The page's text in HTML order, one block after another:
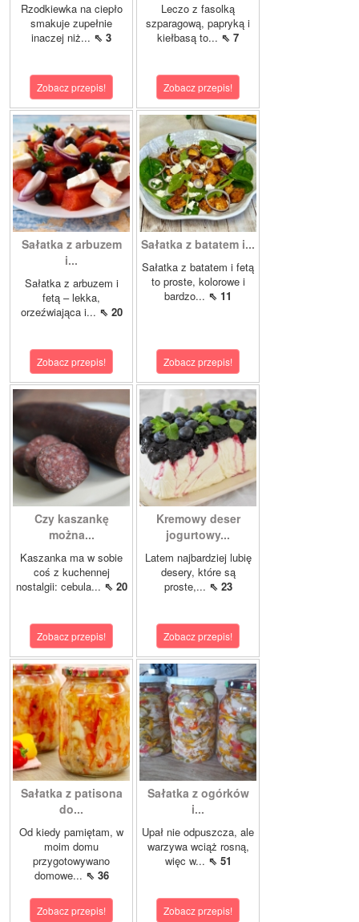
Rzodkiewka na ciepło
smakuje zupełnie
inaczej niż... ⇖ 3
Zobacz przepis!
Leczo z fasolką
szparagową, papryką i
kiełbasą to... ⇖ 7
Zobacz przepis!
Sałatka z arbuzem
i...
Sałatka z arbuzem i
fetą – lekka,
orzeźwiająca i... ⇖ 20
Zobacz przepis!
Sałatka z batatem i...
Sałatka z batatem i fetą
to proste, kolorowe i
bardzo... ⇖ 11
Zobacz przepis!
Czy kaszankę
można...
Kaszanka ma w sobie
coś z kuchennej
nostalgii: cebula... ⇖ 20
Zobacz przepis!
Kremowy deser
jogurtowy...
Latem najbardziej lubię
desery, które są
proste,... ⇖ 23
Zobacz przepis!
Sałatka z patisona
do...
Od kiedy pamiętam, w
moim domu
przygotowywano
domowe... ⇖ 36
Zobacz przepis!
Sałatka z ogórków
i...
Upał nie odpuszcza, ale
warzywa wciąż rosną,
więc w... ⇖ 51
Zobacz przepis!